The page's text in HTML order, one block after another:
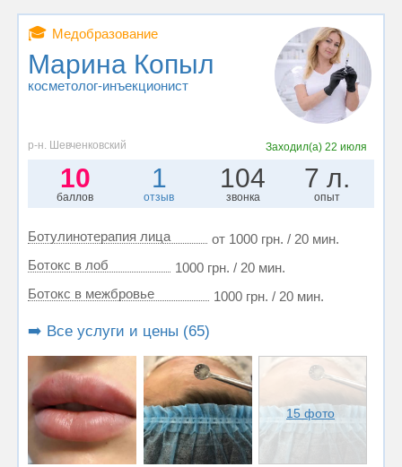
🎓 Медобразование
Марина Копыл
косметолог-инъекционист
р-н. Шевченковский Заходил(а)22 июля
10
баллов
1
отзыв
104
звонка
7 л.
опыт
Ботулинотерапия лица
от 1000 грн. / 20 мин.
Ботокс в лоб
1000 грн. / 20 мин.
Ботокс в межбровье
1000 грн. / 20 мин.
➡️ Все услуги и цены (65)
15 фото